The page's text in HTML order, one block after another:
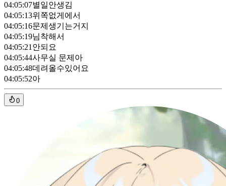
04:05:07별일안생김
04:05:13위쪽없게에서
04:05:16문제생기는거지
04:05:19님착해서
04:05:21 안되요
04:05:44사무실 문제아
04:05:48데려올수있어요
04:05:52아
0